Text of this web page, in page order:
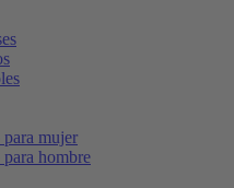
mujer
hombre